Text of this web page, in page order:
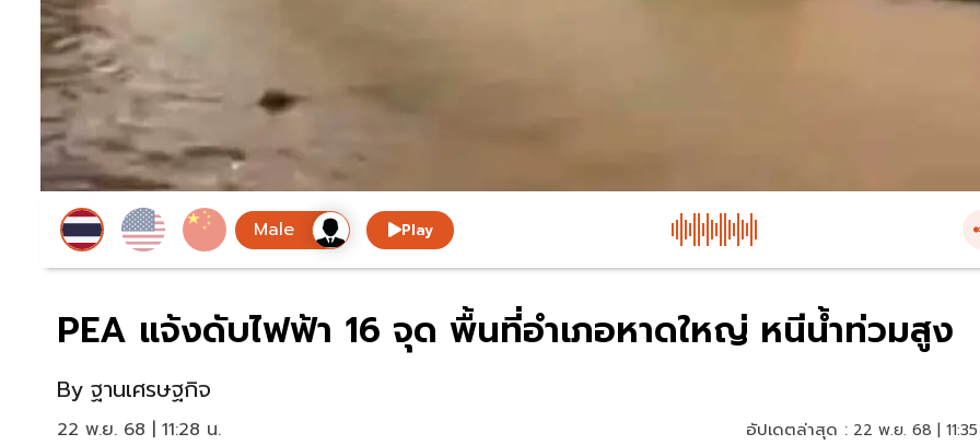
Play
PEA แจ้งดับไฟฟ้า 16 จุด พื้นที่อำเภอหาดใหญ่ หนีน้ำท่วมสูง
By ฐานเศรษฐกิจ
22 พ.ย. 68 | 11:28 น. อัปเดตล่าสุด : 22 พ.ย. 68 |